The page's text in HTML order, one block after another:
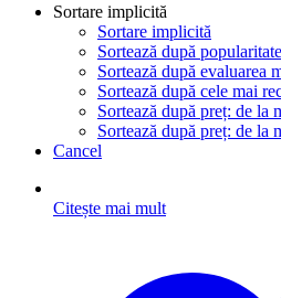
Sortare implicită
Sortare implicită
Sortează după
Sortează după evaluarea
Sortează după cele mai
Sortează după preț: de la
Sortează după preț: de la
Cancel
Citește mai mult